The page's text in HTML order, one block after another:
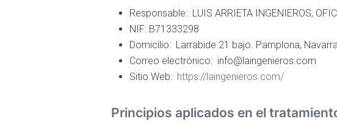
Responsable: LUIS ARRIETA INGENIEROS,
NIF: B71333298
Domicilio: Larrabide 21 bajo. Pamplona,
Correo electrónico: info@laingenieros.com
Sitio Web: https://laingenieros.com/
Principios aplicados en el